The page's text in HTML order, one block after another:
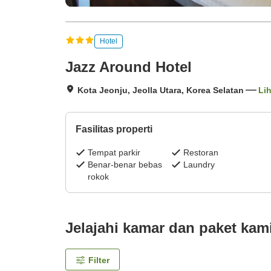
Hotel
Jazz Around Hotel
Kota Jeonju, Jeolla Utara, Korea Selatan
Fasilitas properti
Tempat parkir
Restoran
Benar-benar bebas
rokok
Laundry
Jelajahi kamar dan paket
Filter